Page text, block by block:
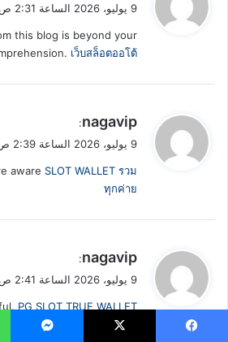
ل
9 يوليو، 2026 الساعة 2:31 ص
this blog is beyond your
เว็บสล็อตออโต้
ي
ل
nagavip
:
9 يوليو، 2026 الساعة 2:39 ص
aware SLOT WALLET รวม
ทุกค่าย
ي
ل
nagavip
:
9 يوليو، 2026 الساعة 2:41 ص
PG SLOT TRUE WALLET